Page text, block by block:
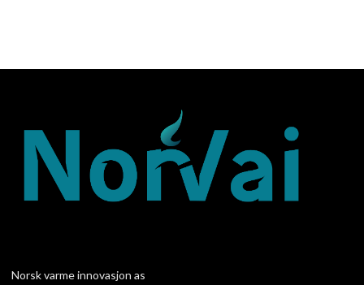
Norsk varme innovasjon as